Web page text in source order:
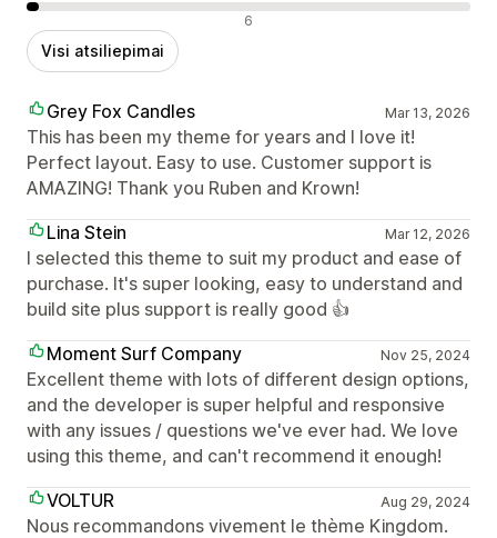
Neigiami atsiliepimai 6
Visi atsiliepimai
Grey Fox Candles Mar 13, 2026
This has been my theme for years and I love it!
Perfect layout. Easy to use. Customer support is
AMAZING! Thank you Ruben and Krown!
Lina Stein
Mar 12, 2026
I selected this theme to suit my product and ease of
purchase. It's super looking, easy to understand and
build site plus support is really good 👍
Moment Surf Company
Nov 25, 2024
Excellent theme with lots of different design options,
and the developer is super helpful and responsive
with any issues / questions we've ever had. We love
using this theme, and can't recommend it enough!
VOLTUR
Aug 29, 2024
Nous recommandons vivement le thème Kingdom.